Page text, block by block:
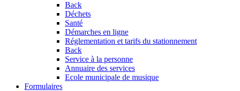
Back
Déchets
Santé
Démarches en ligne
Réglementation et tarifs du stationnement
Back
Service à la personne
Annuaire des services
Ecole municipale de musique
Formulaires